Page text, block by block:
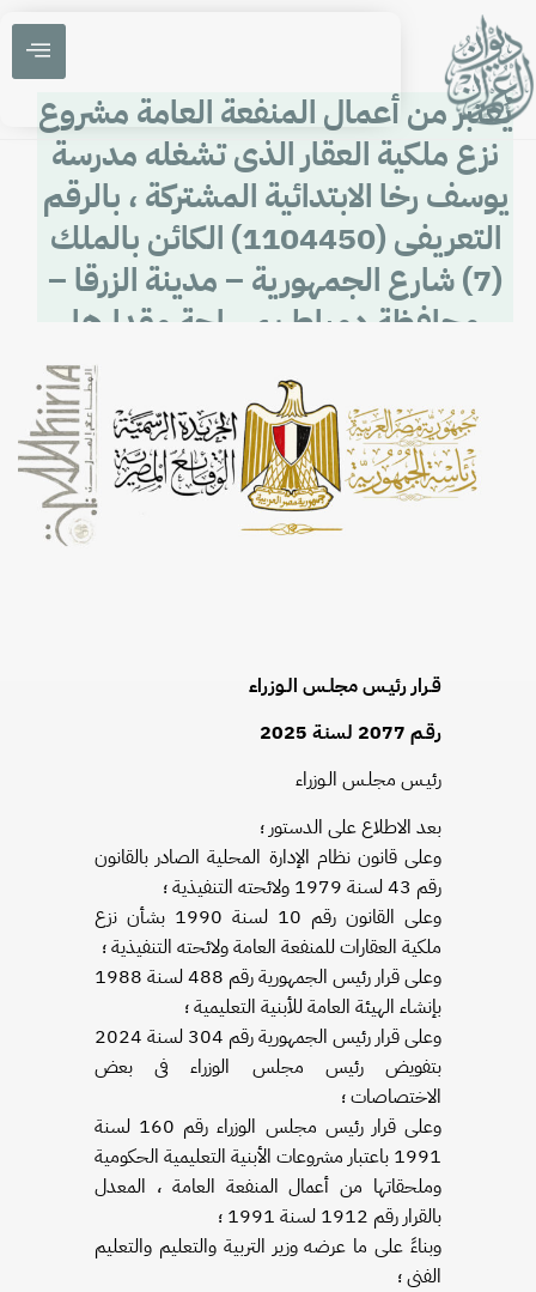
يُعتبر من أعمال المنفعة العامة مشروع
نزع ملكية العقار الذى تشغله مدرسة
يوسف رخا الابتدائية المشتركة ، بالرقم
التعريفى (1104450) الكائن بالملك
(7) شارع الجمهورية – مدينة الزرقا –
محافظة دمياط بمساحة مقدارها
قـرار رئيـس مجلـس الـوزراء
رقـم 2077 لسنـة 2025
رئيـس مجلـس الـوزراء
بعد الاطلاع على الدستور ؛
وعلى قانون نظام الإدارة المحلية الصادر بالقانون
رقم 43 لسنة 1979 ولائحته التنفيذية ؛
وعلى القانون رقم 10 لسنة 1990 بشأن نزع
ملكية العقارات للمنفعة العامة ولائحته التنفيذية ؛
وعلى قرار رئيس الجمهورية رقم 488 لسنة 1988
بإنشاء الهيئة العامة للأبنية التعليمية ؛
وعلى قرار رئيس الجمهورية رقم 304 لسنة 2024
بتفويض رئيس مجلس الوزراء فى بعض
الاختصاصات ؛
وعلى قرار رئيس مجلس الوزراء رقم 160 لسنة
1991 باعتبار مشروعات الأبنية التعليمية الحكومية
وملحقاتها من أعمال المنفعة العامة ، المعدل
بالقرار رقم 1912 لسنة 1991 ؛
وبناءً على ما عرضه وزير التربية والتعليم والتعليم
الفنى ؛